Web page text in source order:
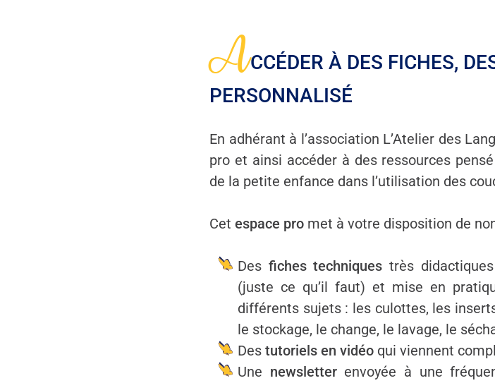
ACCÉDER À DES FICHES,
PERSONNALISÉ
En adhérant à l’association L’Atelier des
pro et ainsi accéder à des ressources
de la petite enfance dans l’utilisation des
Cet espace pro met à votre disposition de
Des fiches techniques très
(juste ce qu’il faut) et mise en
différents sujets : les culottes, les
le stockage, le change, le lavage, le
Des tutoriels en vidéo qui viennent
Une newsletterenvoyée à une